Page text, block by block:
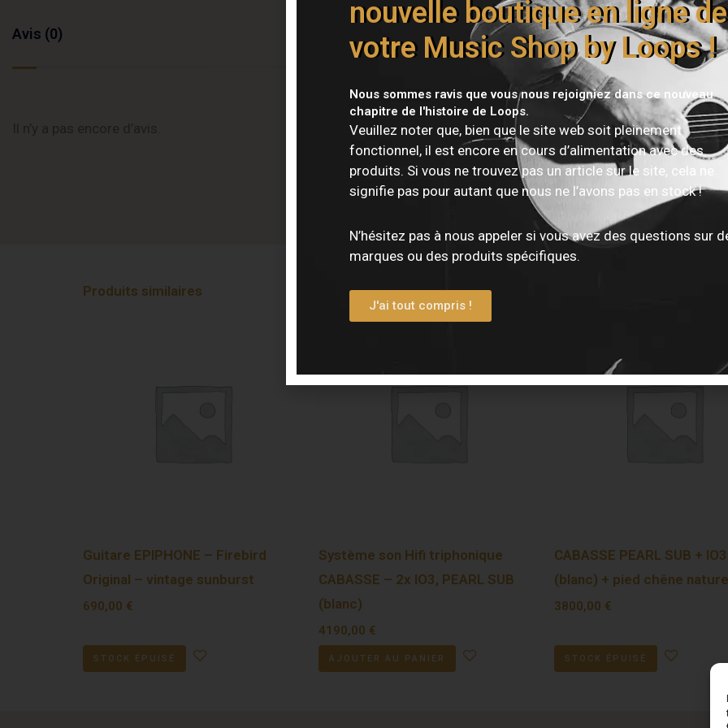
Avis (0)
Vous devez êtreconnectépour publier un avis.
Produits similaires
Guitare EPIPHONE – Firebird
Original – vintage sunburst
690,00 €
STOCK ÉPUISÉ
Système son Hifi triphonique
CABASSE – 2x IO3, PEARL SUB
(blanc)
4190,00 €
AJOUTER AU PANIER
CABASSE PEARL SUB + IO3
(blanc) + pied chêne
3800,00 €
STOCK ÉPUISÉ
nouvelle boutique en ligne de
votre Music Shop by Loops !
Nous sommes ravis que vous nous rejoigniez dans ce nouveau
chapitre de l'histoire de Loops.
Veuillez noter que, bien que le site web soit pleinement
fonctionnel, il est encore en cours d’alimentation avec des
produits. Si vous ne trouvez pas un article sur le site, cela ne
signifie pas pour autant que nous ne l’avons pas en stock !
N’hésitez pas à nous appeler si vous avez des questions sur
marques ou des produits spécifiques.
J'ai tout compris !